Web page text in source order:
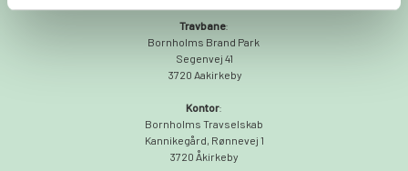
Travbane:
Bornholms Brand Park
Segenvej 41
3720 Aakirkeby
Kontor:
Bornholms Travselskab
Kannikegård, Rønnevej 1
3720 Åkirkeby